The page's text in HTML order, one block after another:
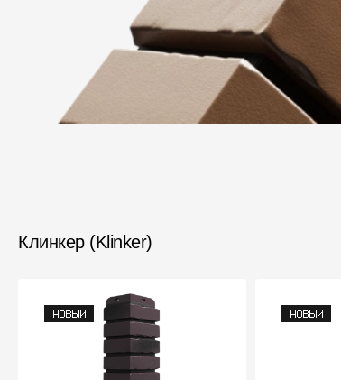
Клинкер (Klinker)